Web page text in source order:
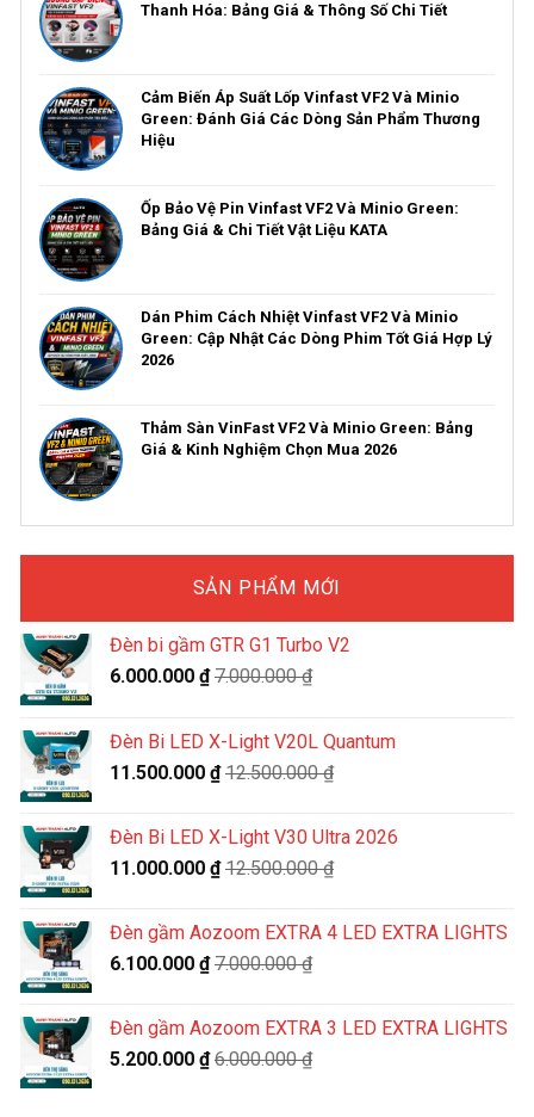
Thanh Hóa: Bảng Giá & Thông Số Chi Tiết
Cảm Biến Áp Suất Lốp Vinfast VF2 Và Minio
Green: Đánh Giá Các Dòng Sản Phẩm Thương
Hiệu
Ốp Bảo Vệ Pin Vinfast VF2 Và Minio Green:
Bảng Giá & Chi Tiết Vật Liệu KATA
Dán Phim Cách Nhiệt Vinfast VF2 Và Minio
Green: Cập Nhật Các Dòng Phim Tốt Giá Hợp Lý
2026
Thảm Sàn VinFast VF2 Và Minio Green: Bảng
Giá & Kinh Nghiệm Chọn Mua 2026
SẢN PHẨM MỚI
Đèn bi gầm GTR G1 Turbo V2
6.000.000 ₫ 7.000.000₫
Đèn Bi LED X-Light V20L Quantum
11.500.000 ₫ 12.500.000₫
Đèn Bi LED X-Light V30 Ultra 2026
11.000.000 ₫ 12.500.000₫
Đèn gầm Aozoom EXTRA 4 LED EXTRA LIGHTS
6.100.000 ₫ 7.000.000₫
Đèn gầm Aozoom EXTRA 3 LED EXTRA LIGHTS
5.200.000 ₫ 6.000.000₫